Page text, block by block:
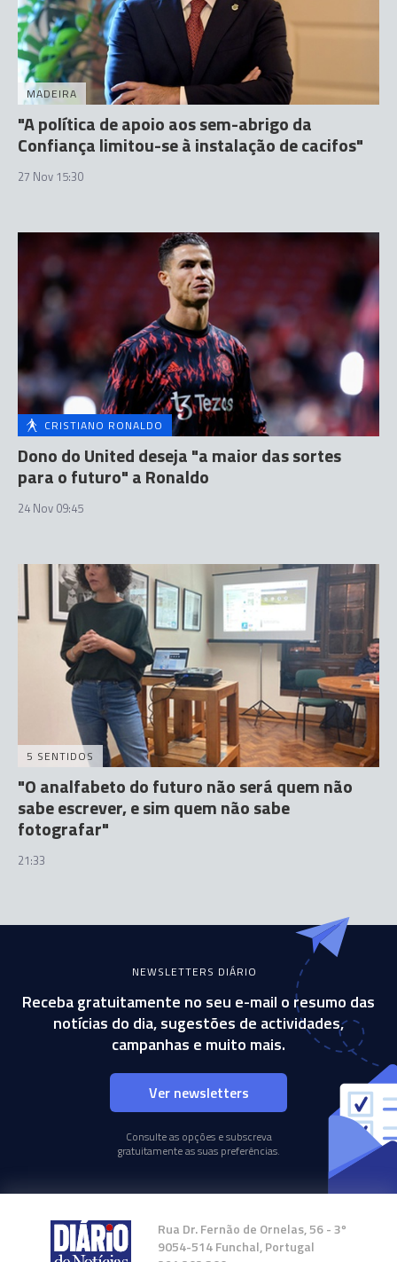
MADEIRA
"A política de apoio aos sem-abrigo da
Confiança limitou-se à instalação de cacifos"
27 Nov 15:30
CRISTIANO RONALDO
Dono do United deseja "a maior das sortes
para o futuro" a Ronaldo
24 Nov 09:45
5 SENTIDOS
"O analfabeto do futuro não será quem não
sabe escrever, e sim quem não sabe
fotografar"
21:33
NEWSLETTERS DIÁRIO
Receba gratuitamente no seu e-mail o resumo das
notícias do dia, sugestões de actividades,
campanhas e muito mais.
Ver newsletters
Consulte as opções e subscreva
gratuitamente as suas preferências.
Rua Dr. Fernão de Ornelas, 56 - 3º
9054-514 Funchal, Portugal